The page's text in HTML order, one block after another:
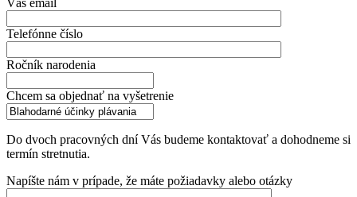
Váš email
Telefónne číslo
Ročník narodenia
Chcem sa objednať na vyšetrenie
Do dvoch pracovných dní Vás budeme kontaktovať a dohodneme si
termín stretnutia.
Napíšte nám v prípade, že máte požiadavky alebo otázky